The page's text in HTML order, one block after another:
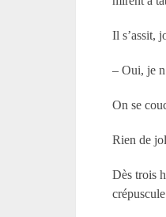
Il s’assit,
– Oui, je
On se
Rien de
Dès trois